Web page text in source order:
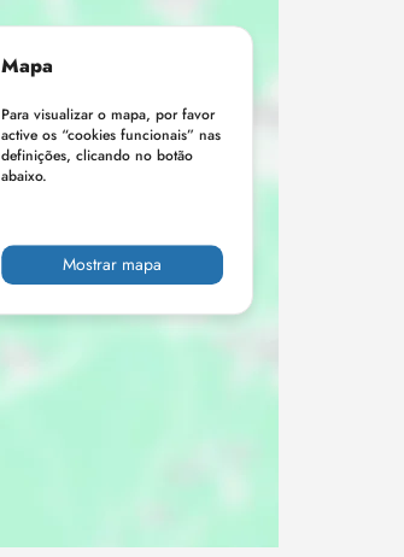
Mapa
Para visualizar o mapa, por favor
active os “cookies funcionais” nas
definições, clicando no botão
abaixo.
Mostrar mapa